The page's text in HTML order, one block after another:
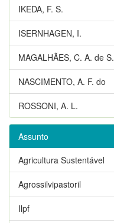
IKEDA, F. S.
ISERNHAGEN, I.
MAGALHÃES, C. A. de S.
NASCIMENTO, A. F. do
ROSSONI, A. L.
Assunto
Agricultura Sustentável
Agrossilvipastoril
Ilpf